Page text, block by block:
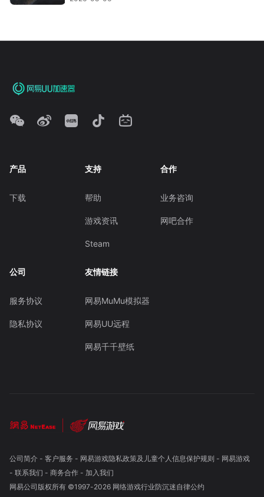
产品
下载
支持
帮助
游戏资讯
Steam
合作
业务咨询
网吧合作
公司
服务协议
隐私协议
友情链接
网易MuMu模拟器
网易UU远程
网易千千壁纸
公司简介- 客户服务 - 网易游戏隐私政策及儿童个人信息保护规则 - 网易游戏
- 联系我们 - 商务合作- 加入我们
网易公司版权所有 ©1997-2026 网络游戏行业防沉迷自律公约